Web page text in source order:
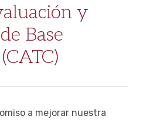
y
Base
a mejorar nuestra